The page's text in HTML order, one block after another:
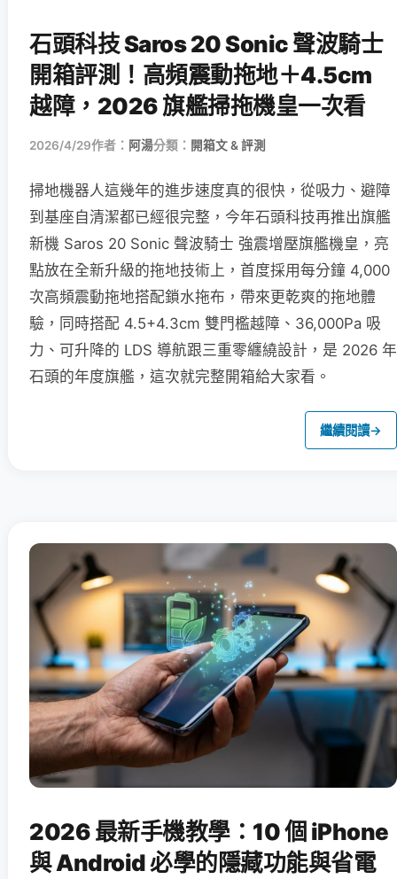
石頭科技 Saros 20 Sonic 聲波騎士
開箱評測！高頻震動拖地＋4.5cm
越障，2026 旗艦掃拖機皇一次看
2026/4/29作者： 阿湯分類： 開箱文 & 評測
掃地機器人這幾年的進步速度真的很快，從吸力、避障
到基座自清潔都已經很完整，今年石頭科技再推出旗艦
新機 Saros 20 Sonic 聲波騎士 強震增壓旗艦機皇，亮
點放在全新升級的拖地技術上，首度採用每分鐘 4,000
次高頻震動拖地搭配鎖水拖布，帶來更乾爽的拖地體
驗，同時搭配 4.5+4.3cm 雙門檻越障、36,000Pa 吸
力、可升降的 LDS 導航跟三重零纏繞設計，是 2026 年
石頭的年度旗艦，這次就完整開箱給大家看。
繼續閱讀→
2026 最新手機教學：10 個 iPhone
與 Android 必學的隱藏功能與省電